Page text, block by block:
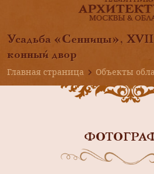
Усадьба «Сенницы»,
конный двор
Главная страница
Объекты